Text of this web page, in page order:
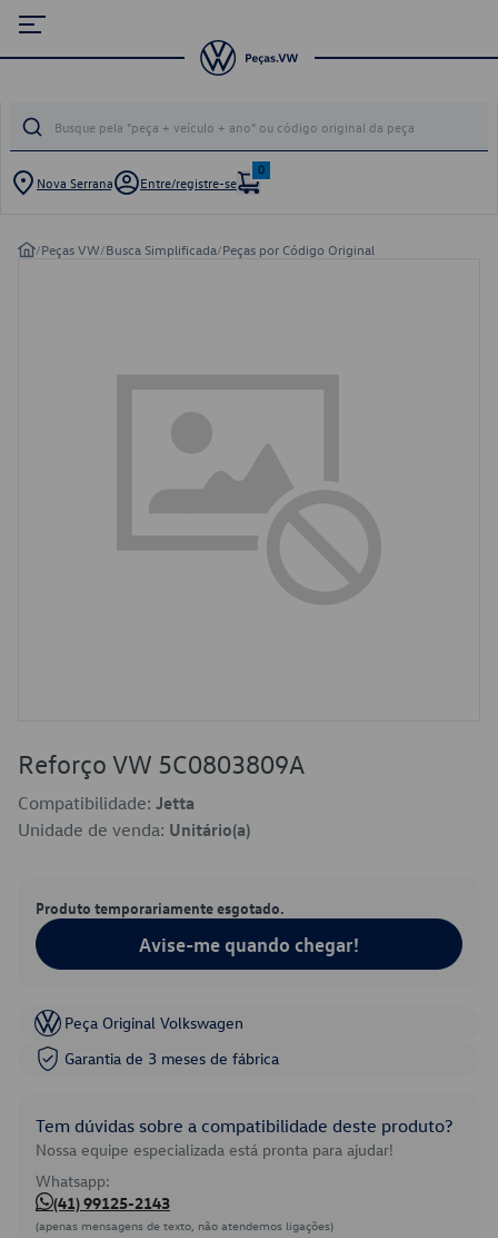
Nova Serrana Entre/registre-se
0
/Peças VW/Busca Simplificada/Peças por Código Original
Reforço VW 5C0803809A
Compatibilidade: Jetta
Unidade de venda: Unitário(a)
Produto temporariamente esgotado.
Avise-me quando chegar!
Peça Original Volkswagen
Garantia de 3 meses de fábrica
Tem dúvidas sobre a compatibilidade deste produto?
Nossa equipe especializada está pronta para ajudar!
Whatsapp:
(41) 99125-2143
(apenas mensagens de texto, não atendemos ligações)